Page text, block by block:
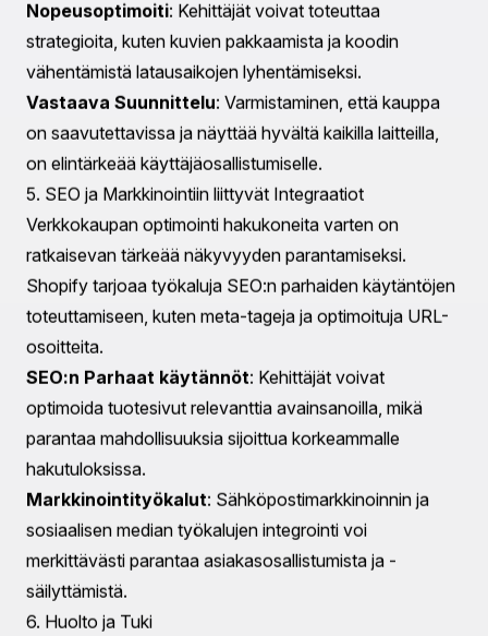
ratkaisuista.
3. Kaupan Asennus ja Konfigurointi
Shopify-kaupan perustamiseen liittyy useita vaiheita,
mukaan lukien tuotemanagement, maksunkäsittely ja
toimituksen konfigurointi.
Tuotemanagement: Tämä sisältää tuotteiden
lisäämisen, kokoelmien järjestämisen ja inventaarion
hallinnan.
Maksu ja Toimitus : Maksuväylien ja
toimitusvaihtoehtojen konfigurointi varmistaaksesi
sujuvaprosessasi asiakkaille.
4. Suorituskyvyn Optimointi
Shopify-kehitys sisältää myös varmistamista, että
kauppa toimii sujuvasti ja tehokkaasti. Tämä sisältää
sivulatausaikojen optimoinnin ja kokonaisvaltaisen
suorituskyvyn parantamisen käyttäjäkokemuksen
parantamiseksi.
Nopeusoptimoiti: Kehittäjät voivat toteuttaa
strategioita, kuten kuvien pakkaamista ja koodin
vähentämistä latausaikojen lyhentämiseksi.
Vastaava Suunnittelu